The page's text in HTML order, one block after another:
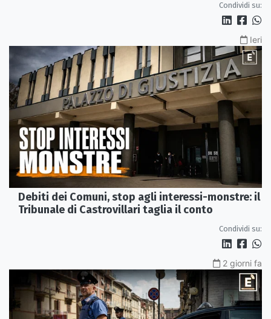
Condividi su:
Ieri
Debiti dei Comuni, stop agli interessi-monstre: il
Tribunale di Castrovillari taglia il conto
Condividi su:
2 giorni fa